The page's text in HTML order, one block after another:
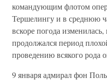
командующим флотом
Тершелингу и в среднюю
вскоре погода
продолжался период
проведению всякого рода
9 января адмирал фон